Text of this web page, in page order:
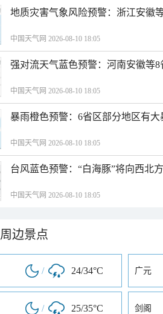
地质灾害气象风险预警：浙江安徽
中国天气网 2026-08-10 18:05
强对流天气蓝色预警：河南安徽等
中国天气网 2026-08-10 18:05
暴雨橙色预警：6省区部分地区有
中国天气网 2026-08-10 18:05
台风蓝色预警：“白海豚”将向西北
中国天气网 2026-08-10 18:05
周边景点
/ 24/34°C 广元
/ 25/35°C 剑阁